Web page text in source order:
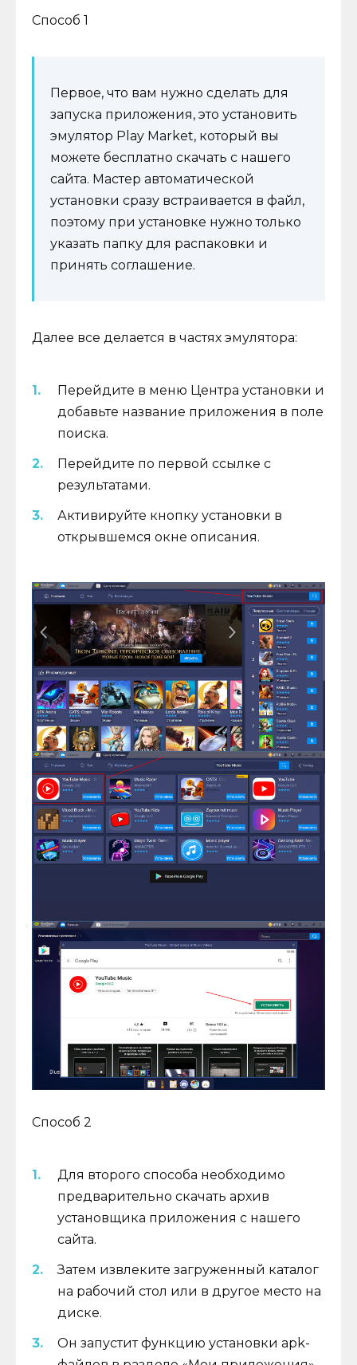
Способ 1
Первое, что вам нужно сделать для
запуска приложения, это установить
эмулятор Play Market, который вы
можете бесплатно скачать с нашего
сайта. Мастер автоматической
установки сразу встраивается в файл,
поэтому при установке нужно только
указать папку для распаковки и
принять соглашение.
Далее все делается в частях эмулятора:
Перейдите в меню Центра установки и
добавьте название приложения в поле
поиска.
Перейдите по первой ссылке с
результатами.
Активируйте кнопку установки в
открывшемся окне описания.
Способ 2
Для второго способа необходимо
предварительно скачать архив
установщика приложения с нашего
сайта.
Затем извлеките загруженный каталог
на рабочий стол или в другое место на
диске.
Он запустит функцию установки apk-